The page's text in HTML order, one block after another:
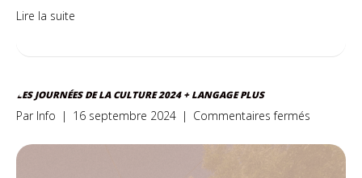
Lire la suite
LES JOURNÉES DE LA CULTURE 2024 + LANGAGE PLUS
Par Info | 16 septembre 2024 | Commentaires fermés
journées